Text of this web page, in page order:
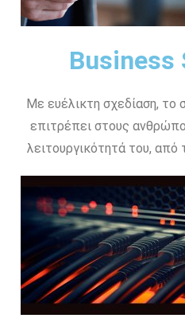
Business
Με ευέλικτη σχεδίαση, το
επιτρέπει στους
λειτουργικότητά του,